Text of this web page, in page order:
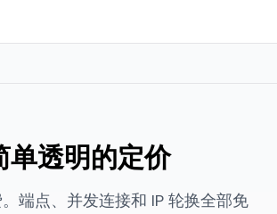
单透明的定价
端点、并发连接和 IP 轮换全部免